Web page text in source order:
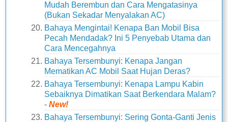
Mudah Berembun dan Cara Mengatasinya
(Bukan Sekadar Menyalakan AC)
Bahaya Mengintai! Kenapa Ban Mobil Bisa
Pecah Mendadak? Ini 5 Penyebab Utama dan
Cara Mencegahnya
Bahaya Tersembunyi: Kenapa Jangan
Mematikan AC Mobil Saat Hujan Deras?
Bahaya Tersembunyi: Kenapa Lampu Kabin
Sebaiknya Dimatikan Saat Berkendara Malam?
-New!
Bahaya Tersembunyi: Sering Gonta-Ganti Jenis